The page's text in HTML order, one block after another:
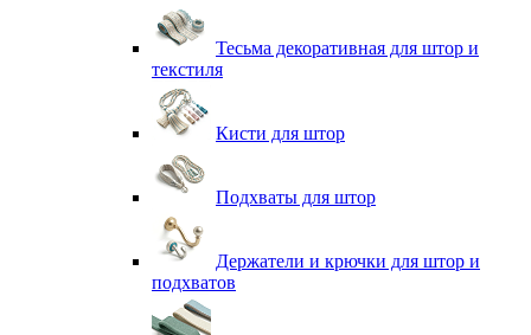
Тесьма декоративная для штор и
текстиля
Кисти для штор
Подхваты для штор
Держатели и крючки для штор и
подхватов